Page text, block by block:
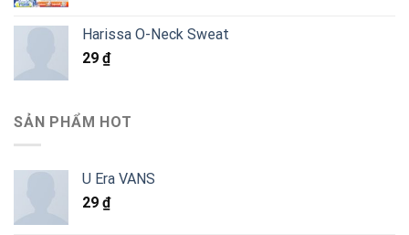
5.484.000 ₫.
Harissa O-Neck Sweat
29 ₫
SẢN PHẨM HOT
U Era VANS
29 ₫